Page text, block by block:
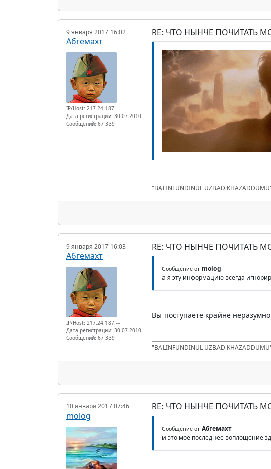
9 января 2017 16:02
Абгемахт
IP/Host: 217.24.187.---
Дата регистрации: 30.07.2010
Сообщений: 67 339
RE: ЧТО НЫНЧЕ ПОЧИТАТЬ
"BALINFUNDINUL UZBAD
9 января 2017 16:03
Абгемахт
IP/Host: 217.24.187.---
Дата регистрации: 30.07.2010
Сообщений: 67 339
RE: ЧТО НЫНЧЕ ПОЧИТАТЬ
Сообщение от molog
а я эту информацию всегда
Вы поступаете крайне
"BALINFUNDINUL UZBAD
10 января 2017 07:46
molog
RE: ЧТО НЫНЧЕ ПОЧИТАТЬ
Сообщение от Абгемахт
и это моё последнее воплощение